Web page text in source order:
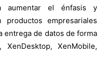
aumentar el énfasis y
empresariales
entrega de datos de forma
XenDesktop, XenMobile,